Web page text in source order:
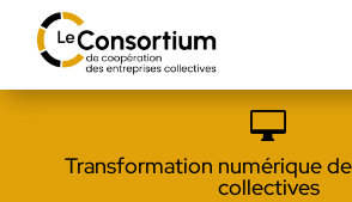

Transformation numérique
collectives